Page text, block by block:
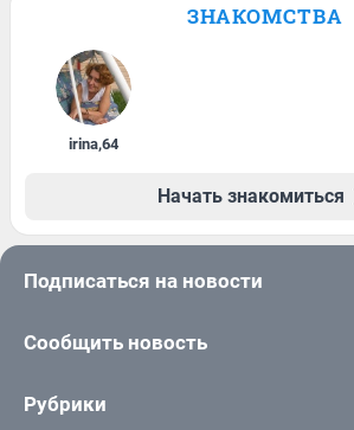
ЗНАКОМСТВА
irina,64
Начать знакомиться
Подписаться на новости
Сообщить новость
Рубрики